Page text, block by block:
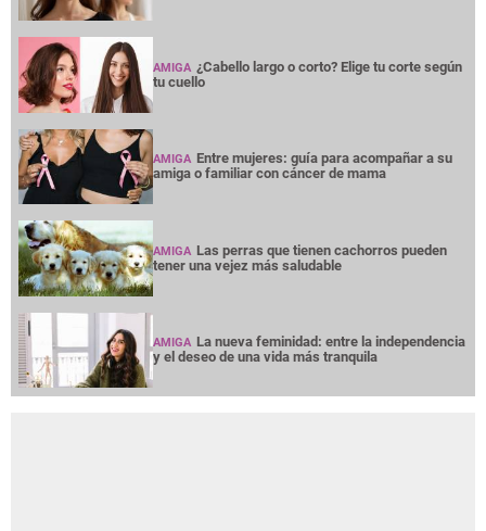
AMIGA ¿Cabello largo o corto? Elige tu corte según
tu cuello
AMIGA Entre mujeres: guía para acompañar a su
amiga o familiar con cáncer de mama
AMIGA Las perras que tienen cachorros pueden
tener una vejez más saludable
AMIGA La nueva feminidad: entre la independencia
y el deseo de una vida más tranquila